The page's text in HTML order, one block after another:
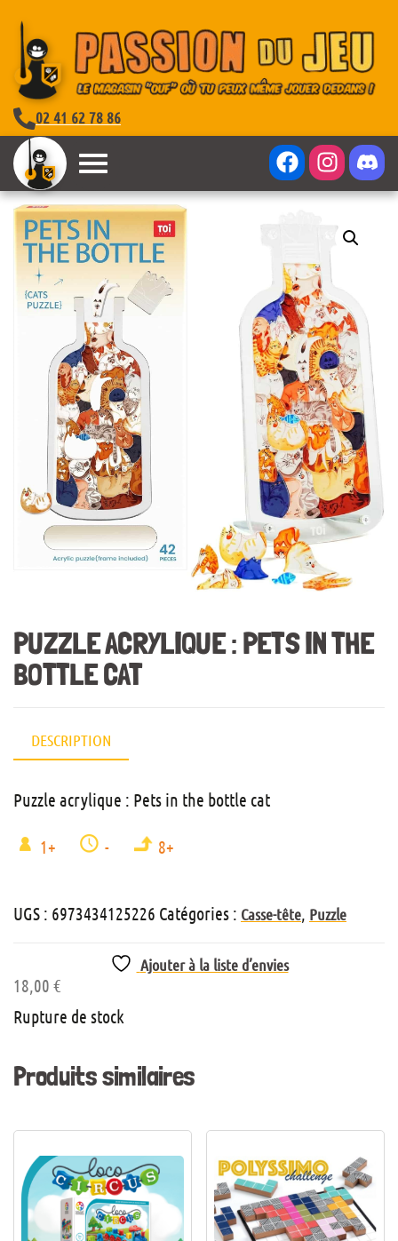
02 41 62 78 86
PUZZLE ACRYLIQUE : PETS IN THE
BOTTLE CAT
DESCRIPTION
Puzzle acrylique : Pets in the bottle cat
1+ - 8+
UGS : 6973434125226 Catégories : Casse-tête, Puzzle
Ajouter à la liste d’envies
18,00 €
Rupture de stock
Produits similaires